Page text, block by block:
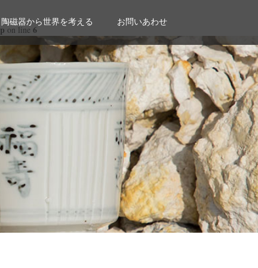
陶磁器から世界を考える お問いあわせ
on line 6